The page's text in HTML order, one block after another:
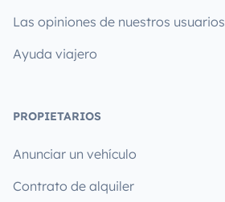
Las opiniones de nuestros usuarios
Ayuda viajero
PROPIETARIOS
Anunciar un vehículo
Contrato de alquiler